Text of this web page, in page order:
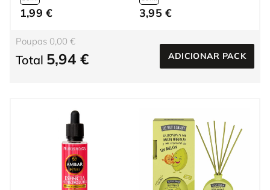
1,99 € 3,95 €
Poupas 0,00 €
Total 5,94 € ADICIONAR PACK